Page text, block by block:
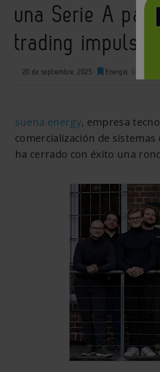
una Serie A
trading
20 de septiembre, 2025 Energía 0
suena energy, empresa
comercialización de
ha cerrado con éxito una